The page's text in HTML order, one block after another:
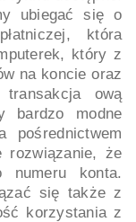
ubiegać się o
która
który z
na koncie oraz
transakcja ową
bardzo modne
pośrednictwem
rozwiązanie, że
numeru konta.
się także z
korzystania z